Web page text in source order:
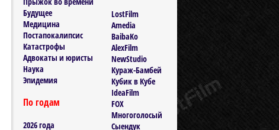
Будущее
Медицина
Постапокалипсис
Катастрофы
Адвокаты и юристы
Наука
Эпидемия
По годам
2026 года
LostFilm
Amedia
BaibaKo
AlexFilm
NewStudio
Кураж-Бамбей
Кубик в Кубе
IdeaFilm
FOX
Многоголосый
Сыендук